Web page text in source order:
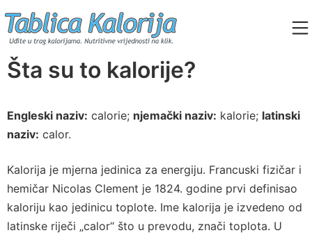
to
content
Tablica Kalorija
Šta su to kalorije?
Engleski naziv: calorie; njemački naziv: kalorie; latinski
naziv: calor.
Kalorija je mjerna jedinica za energiju. Francuski fizičar i
hemičar Nicolas Clement je 1824. godine prvi definisao
kaloriju kao jedinicu toplote. Ime kalorija je izvedeno od
latinske riječi „calor“ što u prevodu, znači toplota. U